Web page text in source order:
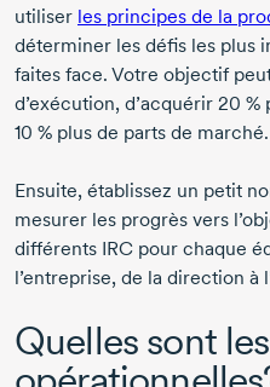
utiliser les principes de la
déterminer les défis les plus
faites face. Votre objectif
d’exécution, d’acquérir 20 %
10 % plus de parts de marché.
Ensuite, établissez un petit
mesurer les progrès vers
différents IRC pour chaque
l’entreprise, de la direction à
Quelles sont